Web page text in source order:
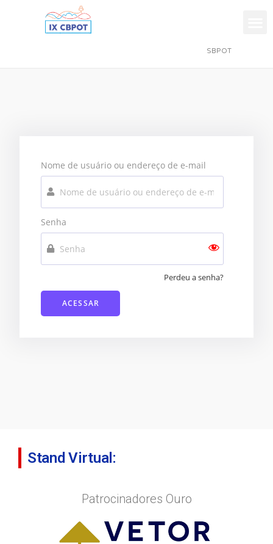
SBPOT
Nome de usuário ou endereço de e-mail
Senha
Perdeu a senha?
Stand Virtual:
Patrocinadores Ouro